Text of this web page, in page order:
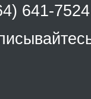
641-7524